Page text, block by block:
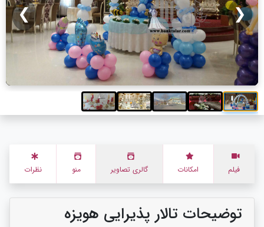
❮
❯
فیلم امکانات گالری تصاویر منو نظرات
توضیحات تالار پذیرایی هویزه